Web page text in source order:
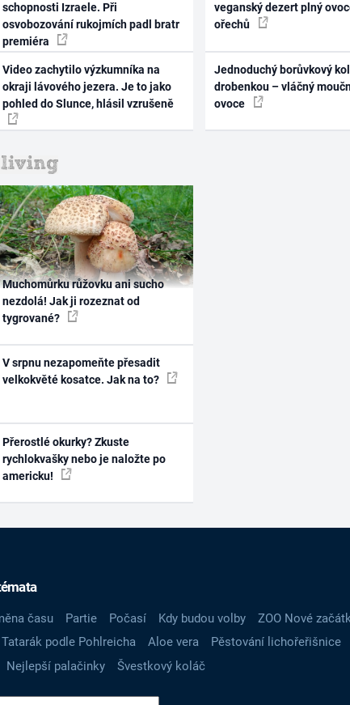
schopnosti Izraele. Při
osvobozování rukojmích padl bratr
premiéra
Video zachytilo výzkumníka na
okraji lávového jezera. Je to jako
pohled do Slunce, hlásil vzrušeně
veganský dezert plný
ořechů
Jednoduchý borůvkový
drobenkou – vláčný
ovoce
Muchomůrku růžovku ani sucho
nezdolá! Jak ji rozeznat od
tygrované?
V srpnu nezapomeňte přesadit
velkokvěté kosatce. Jak na to?
Přerostlé okurky? Zkuste
rychlokvašky nebo je naložte po
americku!
času Partie Počasí Kdy budou volby
ZOO Nové
Tatarák podle Pohlreicha Aloe vera
Pěstování lichořeřišnice
Nejlepší palačinky Švestkový koláč